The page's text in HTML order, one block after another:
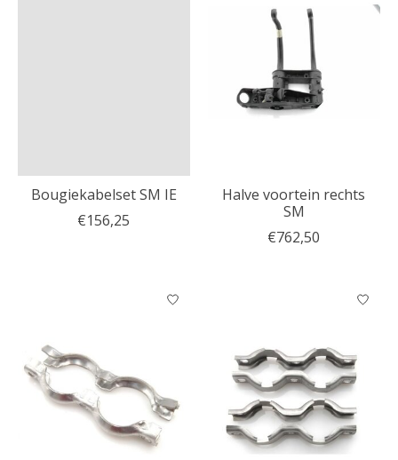
Bougiekabelset SM IE
€156,25
Halve voortein rechts
SM
€762,50